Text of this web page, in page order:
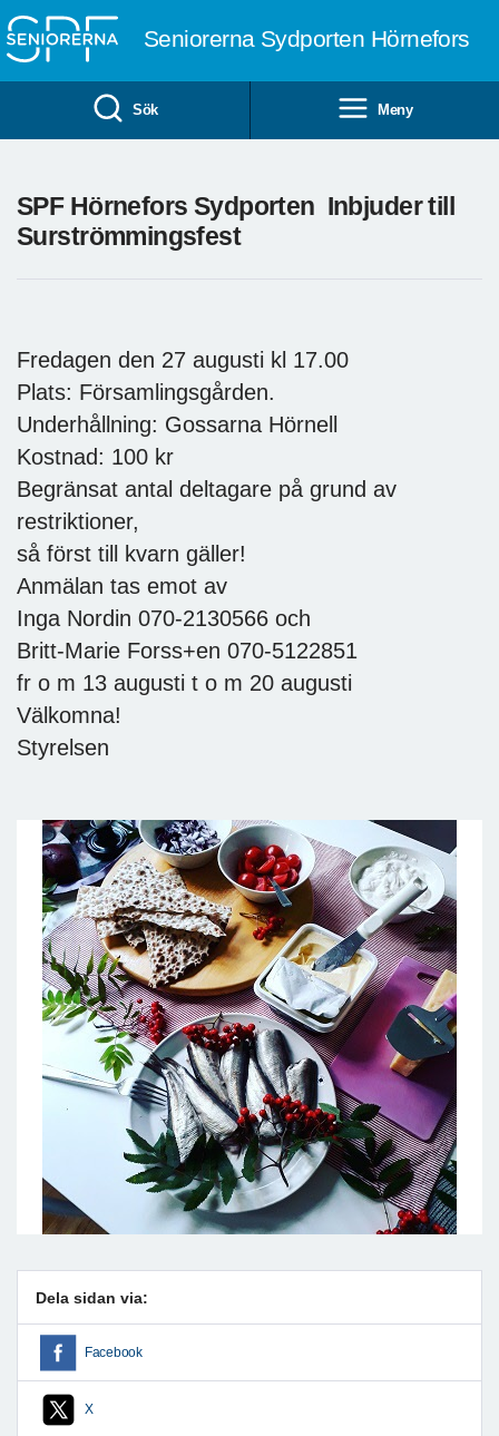
Seniorerna Sydporten Hörnefors
Sök Meny
SPF Hörnefors Sydporten Inbjuder till
Surströmmingsfest
Fredagen den 27 augusti kl 17.00
Plats: Församlingsgården.
Underhållning: Gossarna Hörnell
Kostnad: 100 kr
Begränsat antal deltagare på grund av
restriktioner,
så först till kvarn gäller!
Anmälan tas emot av
Inga Nordin 070-2130566 och
Britt-Marie Forss+en 070-5122851
fr o m 13 augusti t o m 20 augusti
Välkomna!
Styrelsen
Dela sidan via:
Facebook
X